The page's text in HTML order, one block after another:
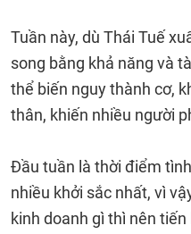
Tuần này, dù Thái Tuế
song bằng khả năng và
thể biến nguy thành cơ,
thân, khiến nhiều người
Đầu tuần là thời điểm
nhiều khởi sắc nhất, vì
kinh doanh gì thì nên